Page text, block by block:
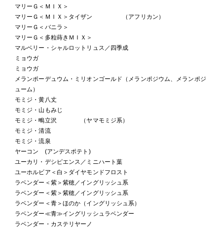
マリーＧ＜ＭＩＸ＞
マリーＧ＜ＭＩＸ＞タイザン （アフリカン）
マリーＧ＜バニラ＞
マリーＧ＜多粒蒔きＭＩＸ＞
マルベリー・シャルロットリュス／四季成
ミョウガ
ミョウガ
メランポーデュウム・ミリオンゴールド（メランポジウム、メランポジ
ューム）
モミジ・黄八丈
モミジ・山もみじ
モミジ・鴫立沢 （ヤマモミジ系）
モミジ・清流
モミジ・流泉
ヤーコン (アンデスポテト)
ユーカリ・デシピエンス／ミニハート葉
ユーホルビア＜白＞ダイヤモンドフロスト
ラベンダー＜紫＞紫穂／イングリッシュ系
ラベンダー＜紫＞紫穂／イングリッシュ系
ラベンダー＜青＞ほのか（イングリッシュ系）
ラベンダー≪青≫イングリッシュラベンダー
ラベンダー・カステリヤーノ